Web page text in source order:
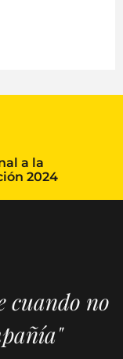
a la
2024
cuando no